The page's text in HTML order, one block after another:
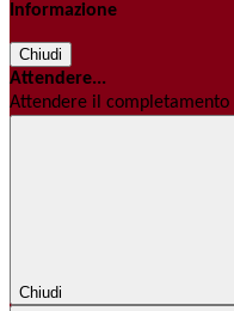
Informazione
Chiudi
Attendere...
Attendere il completamento
Chiudi